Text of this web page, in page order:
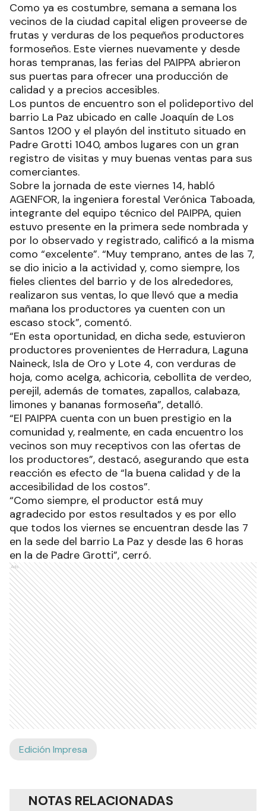
Como ya es costumbre, semana a semana los
vecinos de la ciudad capital eligen proveerse de
frutas y verduras de los pequeños productores
formoseños. Este viernes nuevamente y desde
horas tempranas, las ferias del PAIPPA abrieron
sus puertas para ofrecer una producción de
calidad y a precios accesibles.
Los puntos de encuentro son el polideportivo del
barrio La Paz ubicado en calle Joaquín de Los
Santos 1200 y el playón del instituto situado en
Padre Grotti 1040, ambos lugares con un gran
registro de visitas y muy buenas ventas para sus
comerciantes.
Sobre la jornada de este viernes 14, habló
AGENFOR, la ingeniera forestal Verónica Taboada,
integrante del equipo técnico del PAIPPA, quien
estuvo presente en la primera sede nombrada y
por lo observado y registrado, calificó a la misma
como “excelente”. “Muy temprano, antes de las 7,
se dio inicio a la actividad y, como siempre, los
fieles clientes del barrio y de los alrededores,
realizaron sus ventas, lo que llevó que a media
mañana los productores ya cuenten con un
escaso stock”, comentó.
“En esta oportunidad, en dicha sede, estuvieron
productores provenientes de Herradura, Laguna
Naineck, Isla de Oro y Lote 4, con verduras de
hoja, como acelga, achicoria, cebollita de verdeo,
perejil, además de tomates, zapallos, calabaza,
limones y bananas formoseña”, detalló.
“El PAIPPA cuenta con un buen prestigio en la
comunidad y, realmente, en cada encuentro los
vecinos son muy receptivos con las ofertas de
los productores”, destacó, asegurando que esta
reacción es efecto de “la buena calidad y de la
accesibilidad de los costos”.
“Como siempre, el productor está muy
agradecido por estos resultados y es por ello
que todos los viernes se encuentran desde las 7
en la sede del barrio La Paz y desde las 6 horas
en la de Padre Grotti”, cerró.
Ads
Edición Impresa
NOTAS RELACIONADAS